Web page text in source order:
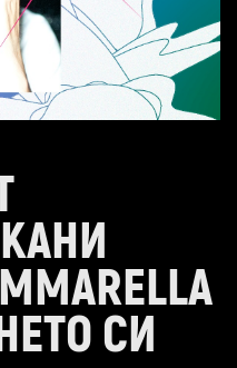
КАНИ
СИ